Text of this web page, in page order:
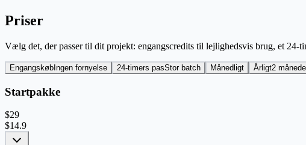
Priser
Vælg det, der passer til dit projekt: engangscredits til lejlighedsvis brug, et 24-
Engangskøb Ingen fornyelse 24-timers pasStor batch Månedligt Årligt2
Startpakke
$29
$14.9